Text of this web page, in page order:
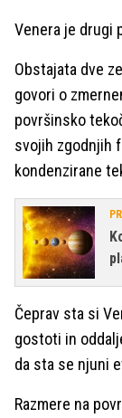
Venera je drugi
Obstajata dve
govori o
površinsko
svojih zgodnjih
kondenzirane
Čeprav sta si
gostoti in
da sta se njuni
Razmere na